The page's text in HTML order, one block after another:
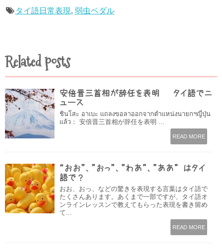
タイ語日常表現, 弱虫ペダル
Related posts
安倍晋三首相が辞任を表明 – タイ語でニ
ュース
ชินโสะ อาเบะ แถลงขอลาออกจากตำแหน่งนายกฯญี่ปุ่น
แล้ว： 安倍晋三首相が辞任を表明 ...
READ MORE
“おお”、”おっ”、”わあ”、”ああ” はタイ
語で？
おお、おっ、などの驚きを表現する言葉はタイ語で
たくさんあります。あくまで一部ですが、タイ語オ
ンラインレッスンで教えてもらった表現を書き留め
て...
READ MORE